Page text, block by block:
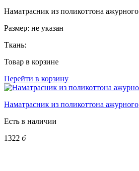
Наматрасник из поликоттона ажурного
Размер: не указан
Ткань:
Товар в корзине
Перейти в корзину
Наматрасник из поликоттона ажурного
Есть в наличии
1322 б